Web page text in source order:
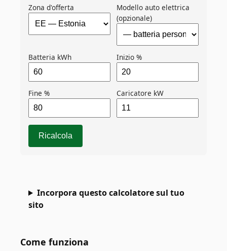
Zona d'offerta
Modello auto elettrica
(opzionale)
Batteria kWh Inizio %
Fine % Caricatore kW
Ricalcola
Incorpora questo calcolatore sul tuo
sito
Come funziona